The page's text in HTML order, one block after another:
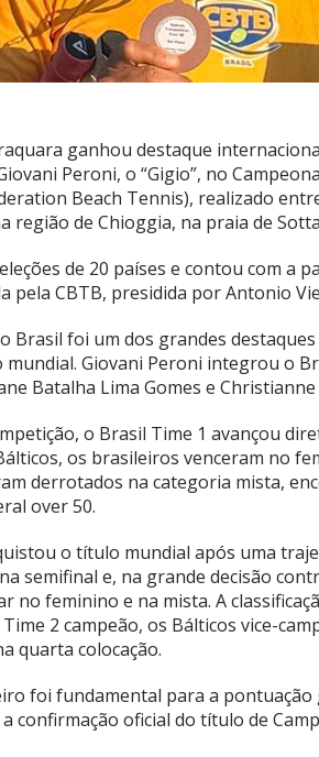
ganhou destaque
Peroni, o “Gigio”, no
Beach Tennis), realizado
região de Chioggia, na praia de
de 20 países e contou com a
pela CBTB, presidida por Antonio
Brasil foi um dos grandes
Giovani Peroni integrou o
Batalha Lima Gomes e
o Brasil Time 1 avançou
os brasileiros venceram no
derrotados na categoria mista,
over 50.
o título mundial após uma
semifinal e, na grande decisão
no feminino e na mista. A
2 campeão, os Bálticos vice-
quarta colocação.
foi fundamental para a pontuação
confirmação oficial do título de